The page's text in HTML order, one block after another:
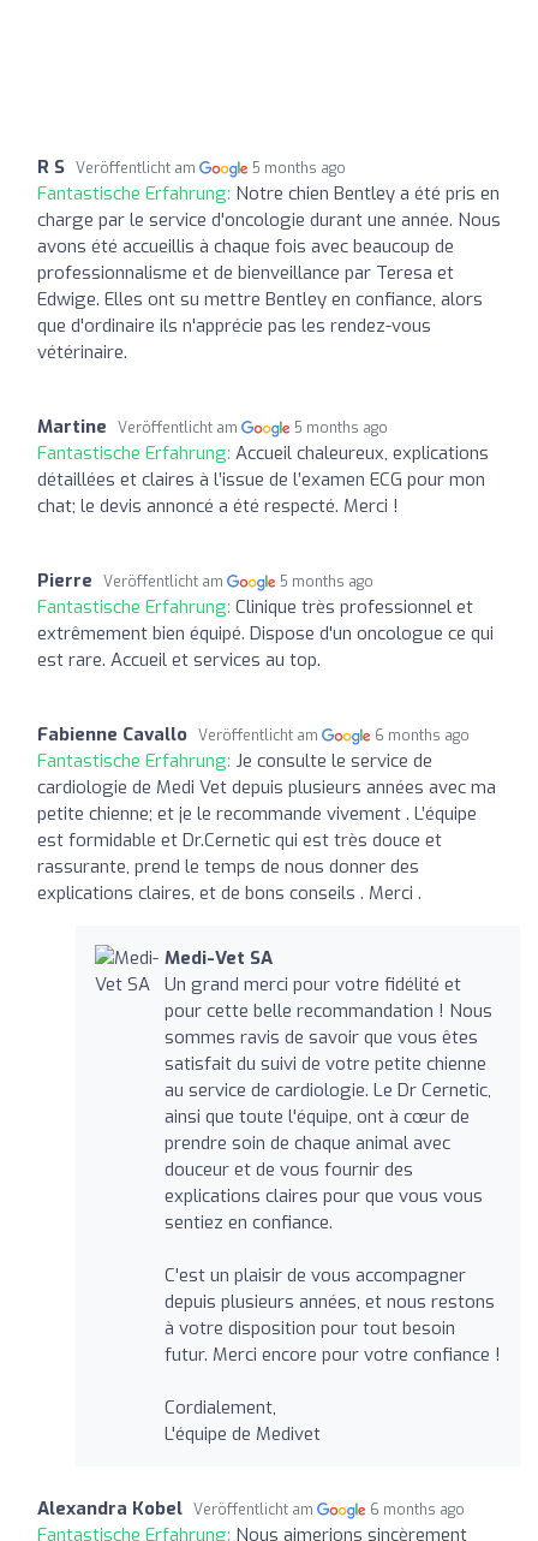
R S Veröffentlicht am 5 months ago
Fantastische Erfahrung: Notre chien Bentley a été pris en
charge par le service d'oncologie durant une année. Nous
avons été accueillis à chaque fois avec beaucoup de
professionnalisme et de bienveillance par Teresa et
Edwige. Elles ont su mettre Bentley en confiance, alors
que d'ordinaire ils n'apprécie pas les rendez-vous
vétérinaire.
Martine Veröffentlicht am 5 months ago
Fantastische Erfahrung: Accueil chaleureux, explications
détaillées et claires à l’issue de l’examen ECG pour mon
chat; le devis annoncé a été respecté. Merci !
Pierre Veröffentlicht am 5 months ago
Fantastische Erfahrung: Clinique très professionnel et
extrêmement bien équipé. Dispose d'un oncologue ce qui
est rare. Accueil et services au top.
Fabienne Cavallo Veröffentlicht am 6 months ago
Fantastische Erfahrung: Je consulte le service de
cardiologie de Medi Vet depuis plusieurs années avec ma
petite chienne; et je le recommande vivement . L’équipe
est formidable et Dr.Cernetic qui est très douce et
rassurante, prend le temps de nous donner des
explications claires, et de bons conseils . Merci .
Medi-Vet SA
Un grand merci pour votre fidélité et
pour cette belle recommandation ! Nous
sommes ravis de savoir que vous êtes
satisfait du suivi de votre petite chienne
au service de cardiologie. Le Dr Cernetic,
ainsi que toute l'équipe, ont à cœur de
prendre soin de chaque animal avec
douceur et de vous fournir des
explications claires pour que vous vous
sentiez en confiance.
C'est un plaisir de vous accompagner
depuis plusieurs années, et nous restons
à votre disposition pour tout besoin
futur. Merci encore pour votre confiance !
Cordialement,
L'équipe de Medivet
Alexandra Kobel Veröffentlicht am 6 months ago
Fantastische Erfahrung: Nous aimerions sincèrement